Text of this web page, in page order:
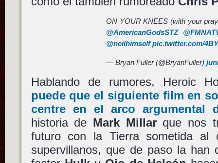
ON YOUR KNEES (with your
@AmericanGodsSTZ
@neilhimself pic.twitter.com/
— Bryan Fuller (@BryanFuller)
Hablando de rumores, Heroic
puede que el siguiente film en
centre en el arco argumental
historia de Mark Millarque nos
futuro con la Tierra sometida al
supervillanos, que de paso la han